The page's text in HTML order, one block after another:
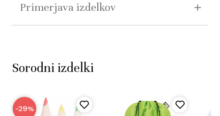
Primerjava izdelkov
Sorodni izdelki
-29%